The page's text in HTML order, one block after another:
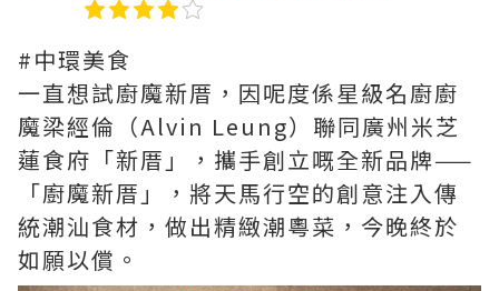
#中環美食
一直想試廚魔新厝，因呢度係星級名廚廚
魔梁經倫（Alvin Leung）聯同廣州米芝
蓮食府「新厝」，攜手創立嘅全新品牌——
「廚魔新厝」，將天馬行空的創意注入傳
統潮汕食材，做出精緻潮粵菜，今晚終於
如願以償。